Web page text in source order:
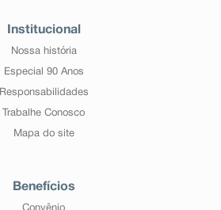
Institucional
Nossa história
Especial 90 Anos
Responsabilidades
Trabalhe Conosco
Mapa do site
Benefícios